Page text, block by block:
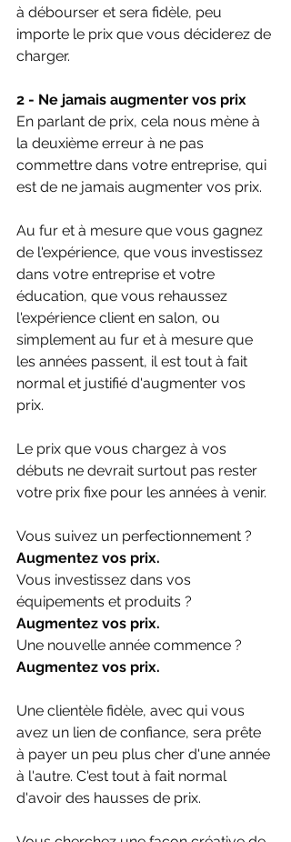
à débourser et sera fidèle, peu
importe le prix que vous déciderez de
charger.
2 - Ne jamais augmenter vos prix
En parlant de prix, cela nous mène à
la deuxième erreur à ne pas
commettre dans votre entreprise, qui
est de ne jamais augmenter vos prix.
Au fur et à mesure que vous gagnez
de l'expérience, que vous investissez
dans votre entreprise et votre
éducation, que vous rehaussez
l'expérience client en salon, ou
simplement au fur et à mesure que
les années passent, il est tout à fait
normal et justifié d'augmenter vos
prix.
Le prix que vous chargez à vos
débuts ne devrait surtout pas rester
votre prix fixe pour les années à venir.
Vous suivez un perfectionnement ?
Augmentez vos prix.
Vous investissez dans vos
équipements et produits ?
Augmentez vos prix.
Une nouvelle année commence ?
Augmentez vos prix.
Une clientèle fidèle, avec qui vous
avez un lien de confiance, sera prête
à payer un peu plus cher d'une année
à l'autre. C'est tout à fait normal
d'avoir des hausses de prix.